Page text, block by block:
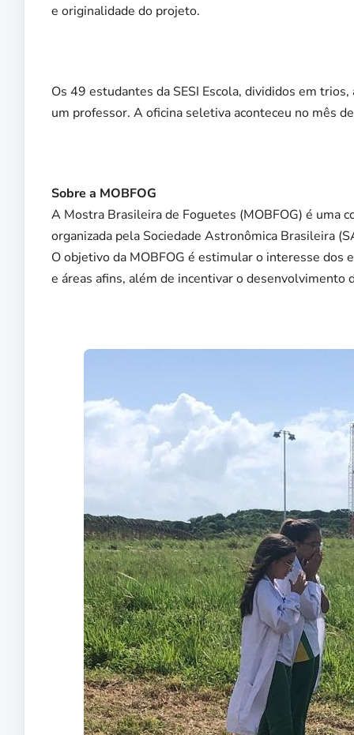
e originalidade do projeto.
Os 49 estudantes da SESI Escola, divididos em
um professor. A oficina seletiva aconteceu no mês
Sobre a MOBFOG
A Mostra Brasileira de Foguetes (MOBFOG) é uma
organizada pela Sociedade Astronômica Brasileira
O objetivo da MOBFOG é estimular o interesse
e áreas afins, além de incentivar o desenvolvimento